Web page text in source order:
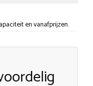
en vanafprijzen.